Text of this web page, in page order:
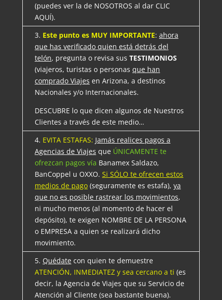
(puedes ver la de NOSOTROS al dar CLIC
AQUÍ).
3. Este punto es MUY IMPORTANTE: ahora
que has verificado quien está detrás del
telón, pregunta o revisa sus TESTIMONIOS
(viajeros, turistas o personas que han
comprado Viajes en Arizona, a destinos
Nacionales y/o Internacionales.
DESCUBRE lo que dicen algunos de Nuestros
Clientes a través de este medio…
4. EVITA ESTAFAS: Jamás realices pagos a
Agencias de Viajes que ÚNICAMENTE te
ofrezcan pagos vía Banamex Saldazo,
BanCoppel u OXXO. Si SÓLO te ofrecen estos
medios de pago(seguramente es estafa), ya
que no es posible rastrear los movimientos,
ni mucho menos (al momento de hacer el
depósito), te exigen NOMBRE DE LA PERSONA
o EMPRESA a quien se realizará dicho
movimiento.
5. Quédatecon quien te demuestre
ATENCIÓN, INMEDIATEZ y sea cercano a ti (es
decir, la Agencia de Viajes que su Servicio de
Atención al Cliente (sea bastante buena).